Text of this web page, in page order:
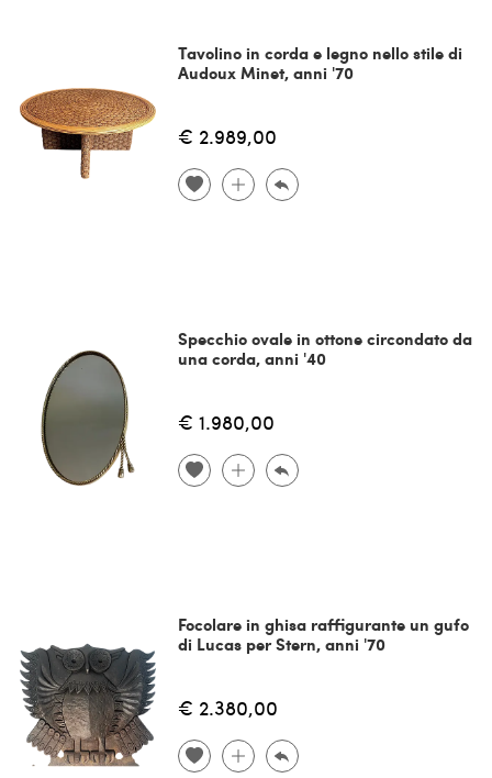
Tavolino in corda e legno nello stile di
Audoux Minet, anni '70
€ 2.989,00
Specchio ovale in ottone circondato da
una corda, anni '40
€ 1.980,00
Focolare in ghisa raffigurante un gufo
di Lucas per Stern, anni '70
€ 2.380,00